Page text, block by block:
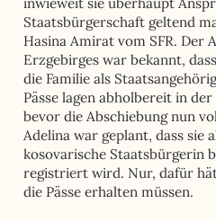
Staatsbürgerschaft geltend
Hasina Amirat vom SFR. Der
Erzgebirges war bekannt,
die Familie als
Pässe lagen abholbereit in
bevor die Abschiebung nun
Adelina war geplant, dass sie
kosovarische Staatsbürgerin
registriert wird. Nur, dafür
die Pässe erhalten müssen.